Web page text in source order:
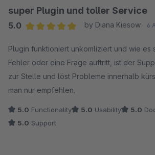
super Plugin und toller Service
5.0
by Diana Kiesow 6
Plugin funktioniert unkomliziert und wie es
Fehler oder eine Frage auftritt, ist der
zur Stelle und löst Probleme innerhalb
man nur empfehlen.
5.0 Functionality 5.0 Usability 5.0
5.0 Support